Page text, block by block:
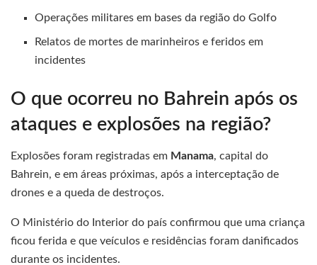
Operações militares em bases da região do Golfo
Relatos de mortes de marinheiros e feridos em
incidentes
O que ocorreu no Bahrein após os
ataques e explosões na região?
Explosões foram registradas em Manama, capital do
Bahrein, e em áreas próximas, após a interceptação de
drones e a queda de destroços.
O Ministério do Interior do país confirmou que uma criança
ficou ferida e que veículos e residências foram danificados
durante os incidentes.